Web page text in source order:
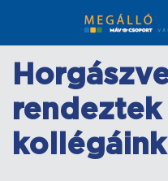
tartalomra
kollégáink